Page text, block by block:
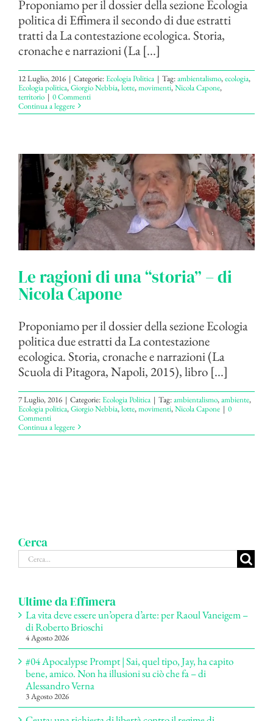
Proponiamo per il dossier della sezione Ecologia
politica di Effimera il secondo di due estratti
tratti da La contestazione ecologica. Storia,
cronache e narrazioni (La [...]
12 Luglio, 2016 | Categorie:Ecologia Politica | Tag:ambientalismo,ecologia,
Ecologia politica,Giorgio Nebbia,lotte,movimenti,Nicola Capone,
territorio | 0 Commenti
Continua a leggere
Le ragioni di una “storia” – di
Nicola Capone
Proponiamo per il dossier della sezione Ecologia
politica due estratti da La contestazione
ecologica. Storia, cronache e narrazioni (La
Scuola di Pitagora, Napoli, 2015), libro [...]
7 Luglio, 2016 | Categorie:Ecologia Politica | Tag:ambientalismo,ambiente,
Ecologia politica,Giorgio Nebbia,lotte,movimenti,Nicola Capone | 0
Commenti
Continua a leggere
Cerca
Cerca
per:
Ultime da Effimera
La vita deve essere un’opera d’arte: per Raoul Vaneigem –
di Roberto Brioschi
4 Agosto 2026
#04 Apocalypse Prompt | Sai, quel tipo, Jay, ha capito
bene, amico. Non ha illusioni su ciò che fa – di
Alessandro Verna
3 Agosto 2026